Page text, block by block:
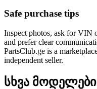
Safe purchase tips
Inspect photos, ask for VIN
and prefer clear
PartsClub.ge is a
independent seller.
სხვა